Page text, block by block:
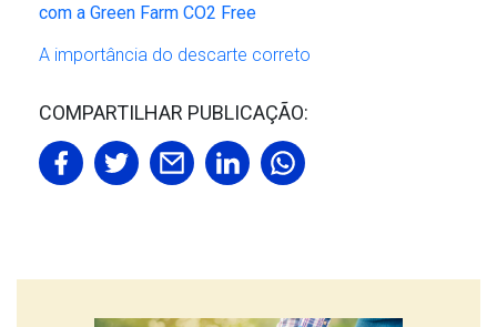
com a Green Farm CO2 Free
A importância do descarte correto
COMPARTILHAR PUBLICAÇÃO: